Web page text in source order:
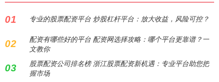
01 专业的股票配资平台 炒股杠杆平台：放大收益，风险可控？
02
配资有哪些好的平台 配资网选择攻略：哪个平台更靠谱？一
文教你
03
股票配资公司排名榜 浙江股票配资新机遇：专业平台助您把
握市场